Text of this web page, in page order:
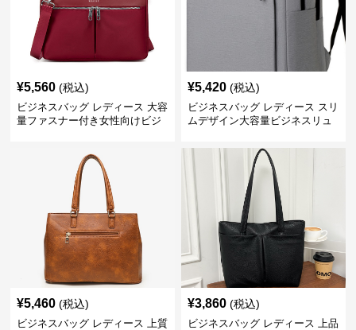
¥5,560 (税込)
ビジネスバッグ レディース 大容
量ファスナー付き女性向けビジ
¥5,420 (税込)
ビジネスバッグ レディース スリ
ムデザイン大容量ビジネスリュ
¥5,460 (税込)
ビジネスバッグ レディース 上質
¥3,860 (税込)
ビジネスバッグ レディース 上品